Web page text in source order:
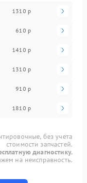
1310 р
610 р
1410 р
1310 р
910 р
1810 р
без учета
стоимости запчастей.
диагностику.
на неисправность.